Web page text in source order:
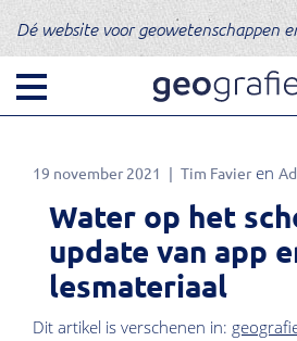
Dé website voor geowetenschappen
19 november 2021 Tim Favier
Water op het
update van app
lesmateriaal
Dit artikel is verschenen in: